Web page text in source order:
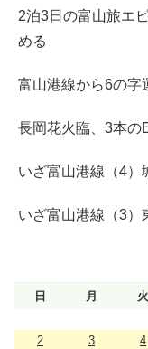
2泊3日の富山旅エ
める
富山港線から6の字
長岡花火臨、3本の
いざ富山港線（4）
いざ富山港線（3）
日 月 火
2
3 4